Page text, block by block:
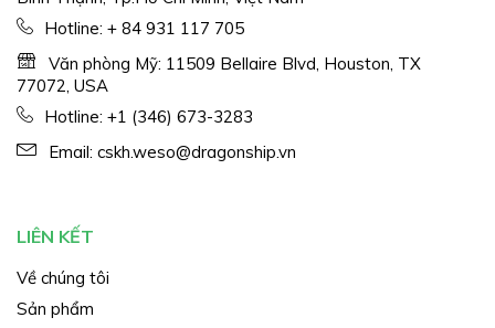
Hotline: + 84 931 117 705
Văn phòng Mỹ: 11509 Bellaire Blvd, Houston, TX
77072, USA
Hotline: +1 (346) 673-3283
Email: cskh.weso@dragonship.vn
LIÊN KẾT
Về chúng tôi
Sản phẩm